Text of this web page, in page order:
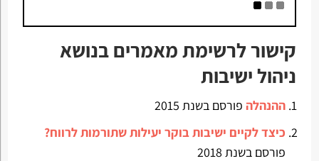
קישור לרשימת מאמרים בנושא
ניהול ישיבות
ההנהלהפורסם בשנת 2015
כיצד לקיים ישיבות בוקר יעילות שתורמות לרווח?
פורסם בשנת 2018